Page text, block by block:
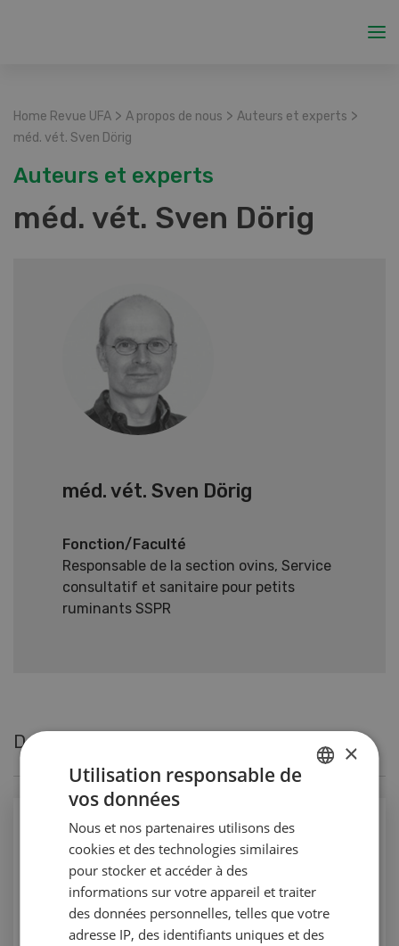
Home Revue UFA > A propos de nous > Auteurs et experts >
méd. vét. Sven Dörig
Auteurs et experts
méd. vét. Sven Dörig
méd. vét. Sven Dörig
Fonction/Faculté
Responsable de la section ovins, Service
consultatif et sanitaire pour petits
ruminants SSPR
Derniers articles de méd. vét. Sven Dörig
Production animale
Lutte contre le piétin
Production animale
×
Utilisation responsable de
vos données
Nous et nos partenaires utilisons des
cookies et des technologies similaires
pour stocker et accéder à des
informations sur votre appareil et traiter
des données personnelles, telles que votre
adresse IP, des identifiants uniques et des